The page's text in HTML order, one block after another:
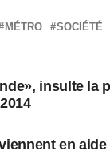
MÉTRO SOCIÉTÉ
insulte la
en